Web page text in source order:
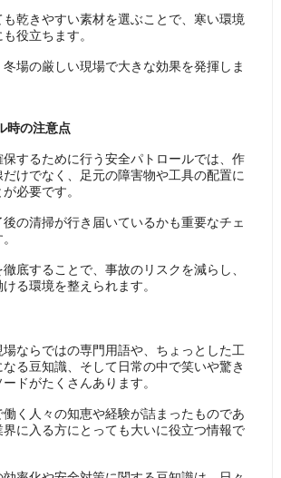
も乾きやすい素材を選ぶことで、寒い環境
役立ちます。
場の厳しい現場で大きな効果を発揮しま
時の注意点
するために行う安全パトロールでは、作
けでなく、足元の障害物や工具の配置に
必要です。
の清掃が行き届いているかも重要なチェ
底することで、事故のリスクを減らし、
る環境を整えられます。
ならではの専門用語や、ちょっとした工
る豆知識、そして日常の中で笑いや驚き
ドがたくさんあります。
働く人々の知恵や経験が詰まったものであ
界に入る方にとっても大いに役立つ情報で